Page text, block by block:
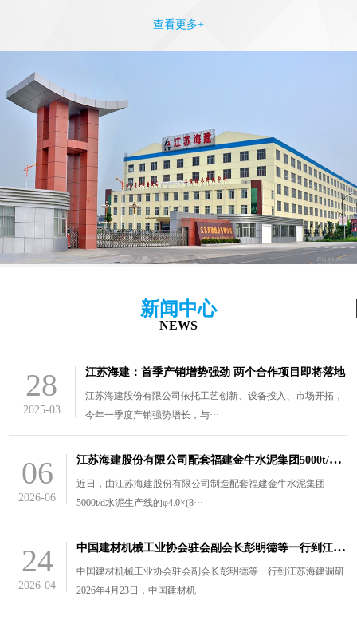
查看更多+
新闻中心
NEWS
28
2025-03
江苏海建：首季产销增势强劲 两个合作项目即将落地
江苏海建股份有限公司依托工艺创新、设备投入、市场开拓，
今年一季度产销强势增长，与···
06
2026-06
江
苏海建股份有限公司配套福建金牛水泥集团5000t/d水泥生产线的￠4.0×（8.5+3）m风扫煤磨装车发货
近日，由江苏海建股份有限公司制造配套福建金牛水泥集团
5000t/d水泥生产线的φ4.0×(8···
24
2026-04
中
国建材机械工业协会驻会副会长彭明德等一行到江苏海建调研
中国建材机械工业协会驻会副会长彭明德等一行到江苏海建调研
2026年4月23日，中国建材机···